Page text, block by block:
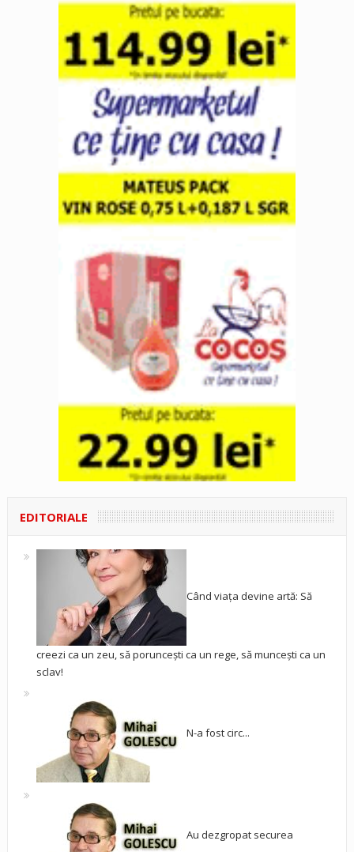
EDITORIALE
Când viața devine artă: Să
creezi ca un zeu, să poruncești ca un rege, să muncești ca un
sclav!
N-a fost circ...
Au dezgropat securea